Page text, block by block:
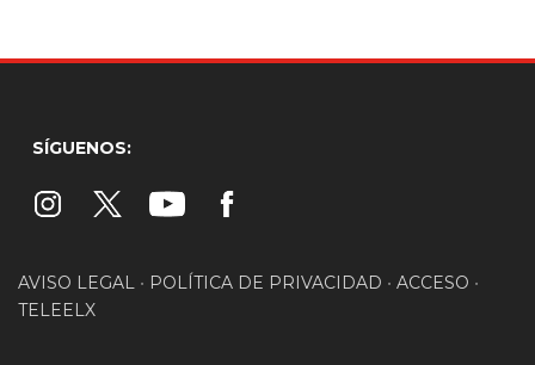
SÍGUENOS:
AVISO LEGAL • POLÍTICA DE PRIVACIDAD • ACCESO •
TELEELX